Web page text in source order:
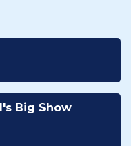
Big Show